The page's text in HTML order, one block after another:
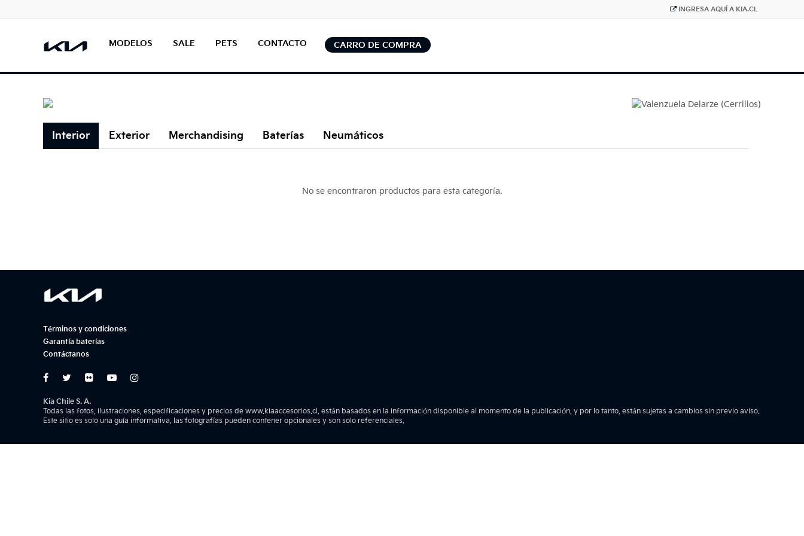
INGRESA AQUÍ A KIA.CL
MODELOS SALE PETS CONTACTO CARRO DE COMPRA
Interior Exterior Merchandising Baterías Neumáticos
No se encontraron productos para esta categoría.
Términos y condiciones
Garantía baterías
Contáctanos
Kia Chile S. A.
Todas las fotos, ilustraciones, especificaciones y precios de www.kiaaccesorios.cl, están basados en la información disponible al momento de la publicación, y por lo tanto, están sujetas a cambios sin previo aviso.
Este sitio es solo una guía informativa, las fotografías pueden contener opcionales y son solo referenciales.